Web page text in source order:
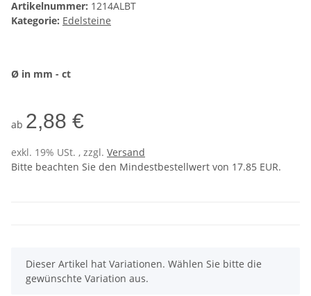
Artikelnummer: 1214ALBT
Kategorie: Edelsteine
Ø in mm - ct
ab 2,88 €
exkl. 19% USt. , zzgl. Versand
Bitte beachten Sie den Mindestbestellwert von 17.85 EUR.
x
Dieser Artikel hat Variationen. Wählen Sie bitte die
gewünschte Variation aus.